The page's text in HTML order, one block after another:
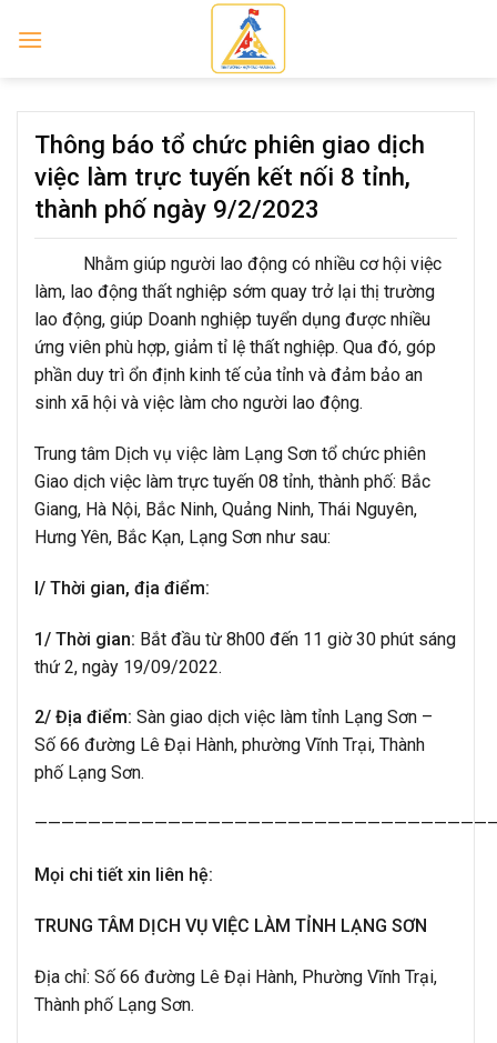
Thông báo tổ chức phiên giao dịch
việc làm trực tuyến kết nối 8 tỉnh,
thành phố ngày 9/2/2023
Nhằm giúp người lao động có nhiều cơ hội việc
làm, lao động thất nghiệp sớm quay trở lại thị trường
lao động, giúp Doanh nghiệp tuyển dụng được nhiều
ứng viên phù hợp, giảm tỉ lệ thất nghiệp. Qua đó, góp
phần duy trì ổn định kinh tế của tỉnh và đảm bảo an
sinh xã hội và việc làm cho người lao động.
Trung tâm Dịch vụ việc làm Lạng Sơn tổ chức phiên
Giao dịch việc làm trực tuyến 08 tỉnh, thành phố: Bắc
Giang, Hà Nội, Bắc Ninh, Quảng Ninh, Thái Nguyên,
Hưng Yên, Bắc Kạn, Lạng Sơn như sau:
I/ Thời gian, địa điểm:
1/ Thời gian: Bắt đầu từ 8h00 đến 11 giờ 30 phút sáng
thứ 2, ngày 19/09/2022.
2/ Địa điểm: Sàn giao dịch việc làm tỉnh Lạng Sơn –
Số 66 đường Lê Đại Hành, phường Vĩnh Trại, Thành
phố Lạng Sơn.
Mọi chi tiết xin liên hệ:
TRUNG TÂM DỊCH VỤ VIỆC LÀM TỈNH LẠNG SƠN
Địa chỉ: Số 66 đường Lê Đại Hành, Phường Vĩnh Trại,
Thành phố Lạng Sơn.